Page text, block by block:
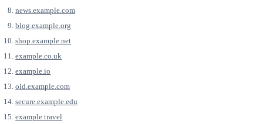
news.example.com
blog.example.org
shop.example.net
example.co.uk
example.io
old.example.com
secure.example.edu
example.travel